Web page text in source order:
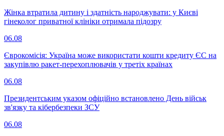
Жінка втратила дитину і здатність народжувати: у Києві
гінеколог приватної клініки отримала підозру
06.08
Єврокомісія: Україна може використати кошти кредиту ЄС на
закупівлю ракет-перехоплювачів у третіх країнах
06.08
Президентським указом офіційно встановлено День військ
зв'язку та кібербезпеки ЗСУ
06.08